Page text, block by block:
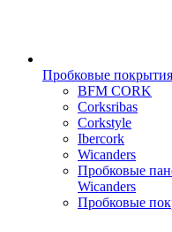
Пробковые
BFM CORK
Corksribas
Corkstyle
Ibercork
Wicanders
Пробковые
Wicanders
Пробковые